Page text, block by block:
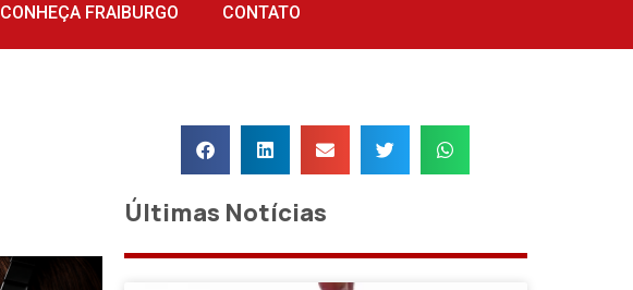
CONHEÇA FRAIBURGO CONTATO
Últimas Notícias